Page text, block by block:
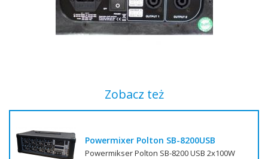
Zobacz też
Powermixer Polton SB-8200USB
Powermikser Polton SB-8200 USB 2x100W